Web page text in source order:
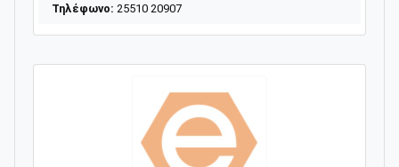
Τηλέφωνο: 25510 20907